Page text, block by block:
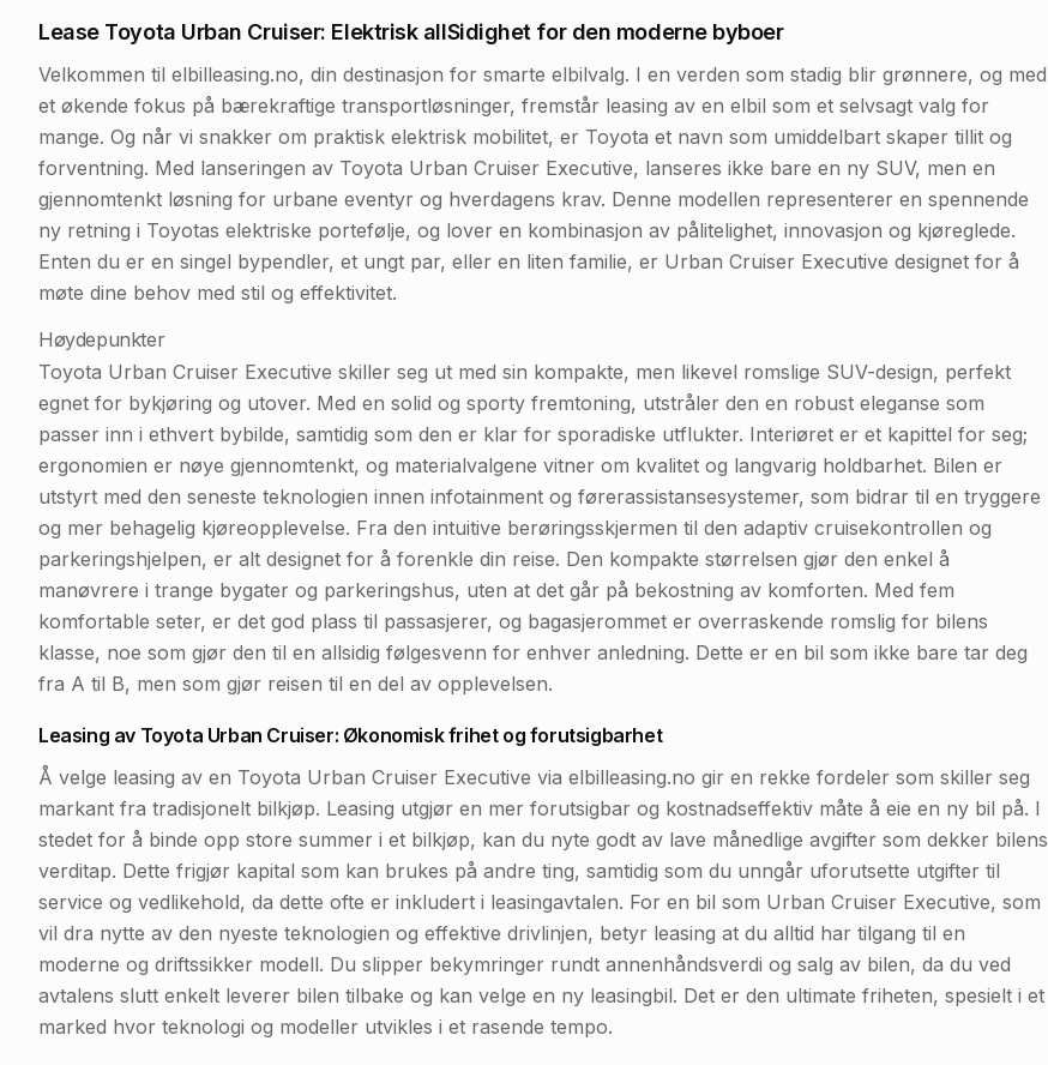
Lease Toyota Urban Cruiser: Elektrisk allSidighet for den moderne byboer
Velkommen til elbilleasing.no, din destinasjon for smarte elbilvalg. I en verden som stadig blir grønnere, og med
et økende fokus på bærekraftige transportløsninger, fremstår leasing av en elbil som et selvsagt valg for
mange. Og når vi snakker om praktisk elektrisk mobilitet, er Toyota et navn som umiddelbart skaper tillit og
forventning. Med lanseringen av Toyota Urban Cruiser Executive, lanseres ikke bare en ny SUV, men en
gjennomtenkt løsning for urbane eventyr og hverdagens krav. Denne modellen representerer en spennende
ny retning i Toyotas elektriske portefølje, og lover en kombinasjon av pålitelighet, innovasjon og kjøreglede.
Enten du er en singel bypendler, et ungt par, eller en liten familie, er Urban Cruiser Executive designet for å
møte dine behov med stil og effektivitet.
Høydepunkter
Toyota Urban Cruiser Executive skiller seg ut med sin kompakte, men likevel romslige SUV-design, perfekt
egnet for bykjøring og utover. Med en solid og sporty fremtoning, utstråler den en robust eleganse som
passer inn i ethvert bybilde, samtidig som den er klar for sporadiske utflukter. Interiøret er et kapittel for seg;
ergonomien er nøye gjennomtenkt, og materialvalgene vitner om kvalitet og langvarig holdbarhet. Bilen er
utstyrt med den seneste teknologien innen infotainment og førerassistansesystemer, som bidrar til en tryggere
og mer behagelig kjøreopplevelse. Fra den intuitive berøringsskjermen til den adaptiv cruisekontrollen og
parkeringshjelpen, er alt designet for å forenkle din reise. Den kompakte størrelsen gjør den enkel å
manøvrere i trange bygater og parkeringshus, uten at det går på bekostning av komforten. Med fem
komfortable seter, er det god plass til passasjerer, og bagasjerommet er overraskende romslig for bilens
klasse, noe som gjør den til en allsidig følgesvenn for enhver anledning. Dette er en bil som ikke bare tar deg
fra A til B, men som gjør reisen til en del av opplevelsen.
Leasing av Toyota Urban Cruiser: Økonomisk frihet og forutsigbarhet
Å velge leasing av en Toyota Urban Cruiser Executive via elbilleasing.no gir en rekke fordeler som skiller seg
markant fra tradisjonelt bilkjøp. Leasing utgjør en mer forutsigbar og kostnadseffektiv måte å eie en ny bil på. I
stedet for å binde opp store summer i et bilkjøp, kan du nyte godt av lave månedlige avgifter som dekker bilens
verditap. Dette frigjør kapital som kan brukes på andre ting, samtidig som du unngår uforutsette utgifter til
service og vedlikehold, da dette ofte er inkludert i leasingavtalen. For en bil som Urban Cruiser Executive, som
vil dra nytte av den nyeste teknologien og effektive drivlinjen, betyr leasing at du alltid har tilgang til en
moderne og driftssikker modell. Du slipper bekymringer rundt annenhåndsverdi og salg av bilen, da du ved
avtalens slutt enkelt leverer bilen tilbake og kan velge en ny leasingbil. Det er den ultimate friheten, spesielt i et
marked hvor teknologi og modeller utvikles i et rasende tempo.